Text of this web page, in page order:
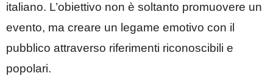
italiano. L’obiettivo non è soltanto promuovere un
evento, ma creare un legame emotivo con il
pubblico attraverso riferimenti riconoscibili e
popolari.